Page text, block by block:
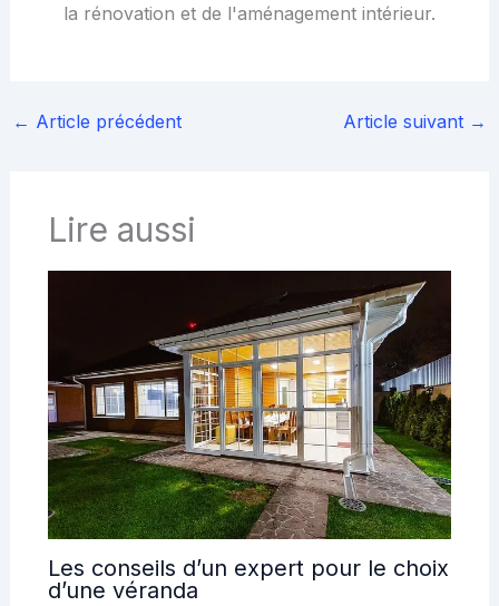
la rénovation et de l'aménagement intérieur.
← Article précédent Article suivant →
Lire aussi
Les conseils d’un expert pour le choix
d’une véranda